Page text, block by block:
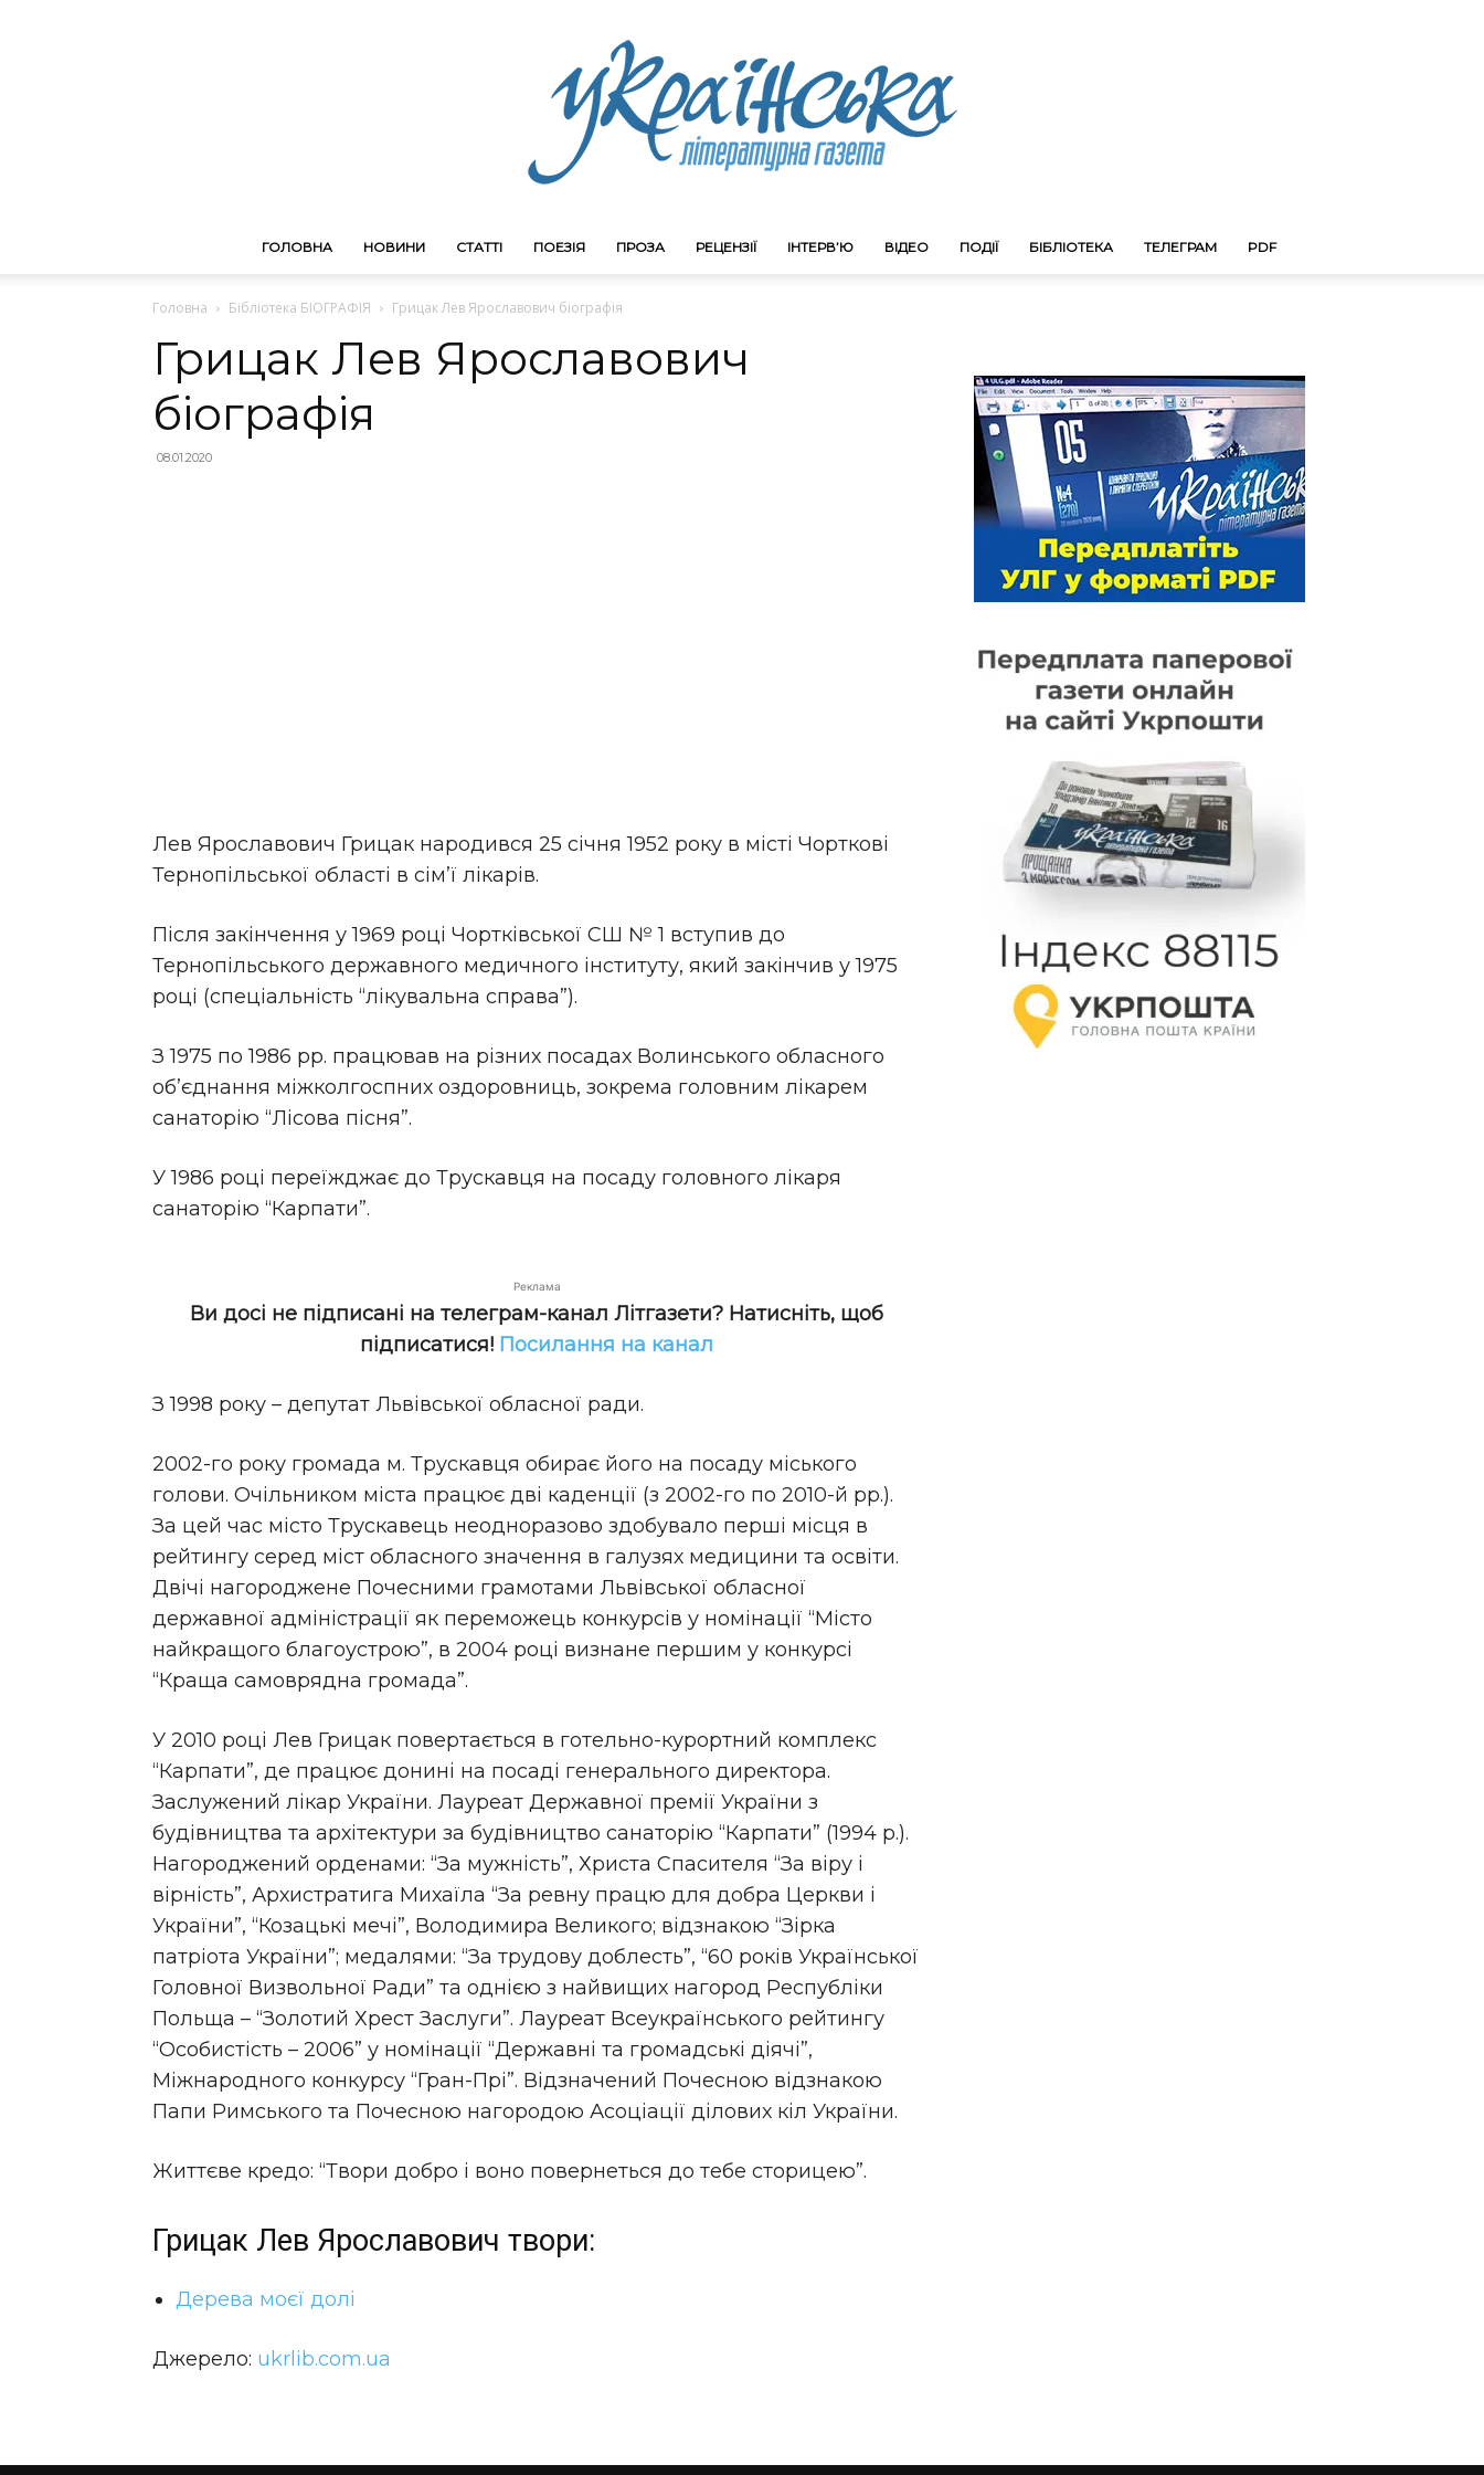
ГОЛОВНА НОВИНИ СТАТТІ ПОЕЗІЯ ПРОЗА РЕЦЕНЗІЇ ІНТЕРВ’Ю ВІДЕО ПОДІЇ БІБЛІОТЕКА ТЕЛЕГРАМ PDF
Головна Бібліотека БІОГРАФІЯ Грицак Лев Ярославович біографія
Грицак Лев Ярославович
біографія
08.01.2020
Лев Ярославович Грицак народився 25 січня 1952 року в місті Чорткові
Тернопільської області в сім’ї лікарів.
Після закінчення у 1969 році Чортківської СШ № 1 вступив до
Тернопільського державного медичного інституту, який закінчив у 1975
році (спеціальність “лікувальна справа”).
З 1975 по 1986 рр. працював на різних посадах Волинського обласного
об’єднання міжколгоспних оздоровниць, зокрема головним лікарем
санаторію “Лісова пісня”.
У 1986 році переїжджає до Трускавця на посаду головного лікаря
санаторію “Карпати”.
Реклама
Ви досі не підписані на телеграм-канал Літгазети? Натисніть, щоб
підписатися! Посилання на канал
З 1998 року – депутат Львівської обласної ради.
2002-го року громада м. Трускавця обирає його на посаду міського
голови. Очільником міста працює дві каденції (з 2002-го по 2010-й рр.).
За цей час місто Трускавець неодноразово здобувало перші місця в
рейтингу серед міст обласного значення в галузях медицини та освіти.
Двічі нагороджене Почесними грамотами Львівської обласної
державної адміністрації як переможець конкурсів у номінації “Місто
найкращого благоустрою”, в 2004 році визнане першим у конкурсі
“Краща самоврядна громада”.
У 2010 році Лев Грицак повертається в готельно-курортний комплекс
“Карпати”, де працює донині на посаді генерального директора.
Заслужений лікар України. Лауреат Державної премії України з
будівництва та архітектури за будівництво санаторію “Карпати” (1994 р.).
Нагороджений орденами: “За мужність”, Христа Спасителя “За віру і
вірність”, Архистратига Михаїла “За ревну працю для добра Церкви і
України”, “Козацькі мечі”, Володимира Великого; відзнакою “Зірка
патріота України”; медалями: “За трудову доблесть”, “60 років Української
Головної Визвольної Ради” та однією з найвищих нагород Республіки
Польща – “Золотий Хрест Заслуги”. Лауреат Всеукраїнського рейтингу
“Особистість – 2006” у номінації “Державні та громадські діячі”,
Міжнародного конкурсу “Гран-Прі”. Відзначений Почесною відзнакою
Папи Римського та Почесною нагородою Асоціації ділових кіл України.
Життєве кредо: “Твори добро і воно повернеться до тебе сторицею”.
Грицак Лев Ярославович твори:
Дерева моєї долі
Джерело: ukrlib.com.ua